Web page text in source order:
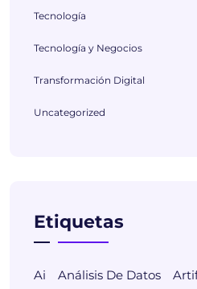
Tecnología
Tecnología y Negocios
Transformación Digital
Uncategorized
Etiquetas
Ai Análisis De Datos